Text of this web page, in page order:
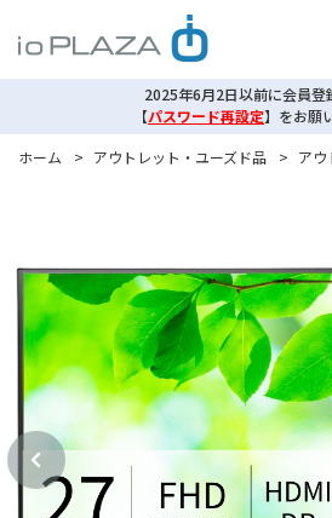
2025年6月2日以前に会員登
【パスワード再設定】 をお願
ホーム
> アウトレット・ユーズド品 > アウ